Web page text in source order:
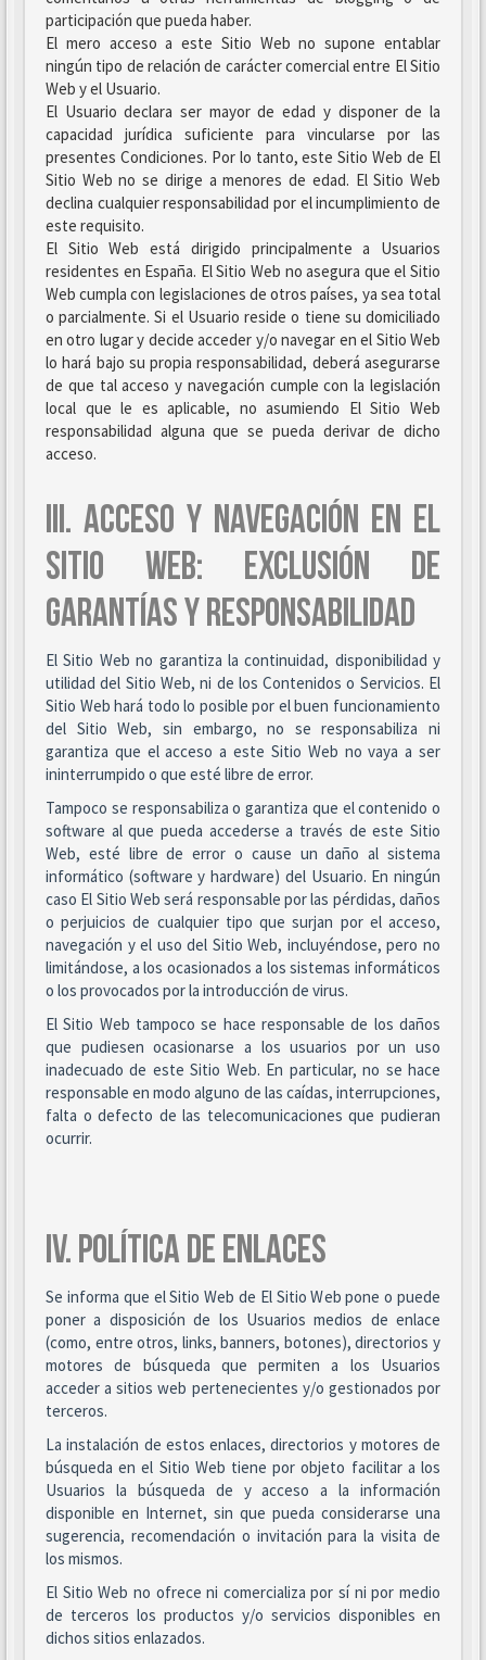
participación que pueda haber.
El mero acceso a este Sitio Web no supone entablar
ningún tipo de relación de carácter comercial entre El Sitio
Web y el Usuario.
El Usuario declara ser mayor de edad y disponer de la
capacidad jurídica suficiente para vincularse por las
presentes Condiciones. Por lo tanto, este Sitio Web de El
Sitio Web no se dirige a menores de edad. El Sitio Web
declina cualquier responsabilidad por el incumplimiento de
este requisito.
El Sitio Web está dirigido principalmente a Usuarios
residentes en España. El Sitio Web no asegura que el Sitio
Web cumpla con legislaciones de otros países, ya sea total
o parcialmente. Si el Usuario reside o tiene su domiciliado
en otro lugar y decide acceder y/o navegar en el Sitio Web
lo hará bajo su propia responsabilidad, deberá asegurarse
de que tal acceso y navegación cumple con la legislación
local que le es aplicable, no asumiendo El Sitio Web
responsabilidad alguna que se pueda derivar de dicho
acceso.
III. ACCESO Y NAVEGACIÓN EN EL
SITIO WEB: EXCLUSIÓN DE
GARANTÍAS Y RESPONSABILIDAD
El Sitio Web no garantiza la continuidad, disponibilidad y
utilidad del Sitio Web, ni de los Contenidos o Servicios. El
Sitio Web hará todo lo posible por el buen funcionamiento
del Sitio Web, sin embargo, no se responsabiliza ni
garantiza que el acceso a este Sitio Web no vaya a ser
ininterrumpido o que esté libre de error.
Tampoco se responsabiliza o garantiza que el contenido o
software al que pueda accederse a través de este Sitio
Web, esté libre de error o cause un daño al sistema
informático (software y hardware) del Usuario. En ningún
caso El Sitio Web será responsable por las pérdidas, daños
o perjuicios de cualquier tipo que surjan por el acceso,
navegación y el uso del Sitio Web, incluyéndose, pero no
limitándose, a los ocasionados a los sistemas informáticos
o los provocados por la introducción de virus.
El Sitio Web tampoco se hace responsable de los daños
que pudiesen ocasionarse a los usuarios por un uso
inadecuado de este Sitio Web. En particular, no se hace
responsable en modo alguno de las caídas, interrupciones,
falta o defecto de las telecomunicaciones que pudieran
ocurrir.
IV. POLÍTICA DE ENLACES
Se informa que el Sitio Web de El Sitio Web pone o puede
poner a disposición de los Usuarios medios de enlace
(como, entre otros, links, banners, botones), directorios y
motores de búsqueda que permiten a los Usuarios
acceder a sitios web pertenecientes y/o gestionados por
terceros.
La instalación de estos enlaces, directorios y motores de
búsqueda en el Sitio Web tiene por objeto facilitar a los
Usuarios la búsqueda de y acceso a la información
disponible en Internet, sin que pueda considerarse una
sugerencia, recomendación o invitación para la visita de
los mismos.
El Sitio Web no ofrece ni comercializa por sí ni por medio
de terceros los productos y/o servicios disponibles en
dichos sitios enlazados.